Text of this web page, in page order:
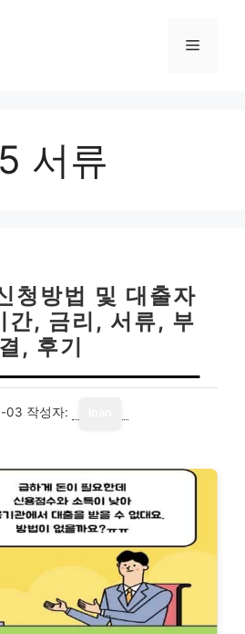
메
서류
청방법 및 대출자
간, 금리, 서류, 부
결, 후기
03 작성자: